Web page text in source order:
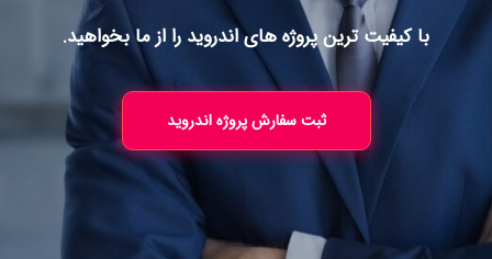
با کیفیت ترین پروژه های اندروید را از ما بخواهید.
ثبت سفارش پروژه اندروید